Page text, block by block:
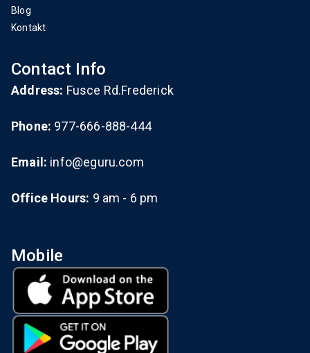
Blog
Kontakt
Contact Info
Address: Fusce Rd.Frederick
Phone: 977-666-888-444
Email: info@eguru.com
Office Hours: 9 am - 6 pm
Mobile